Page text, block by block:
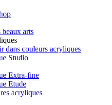
arts
dans couleurs acryliques
Studio
Extra-fine
Etude
acryliques